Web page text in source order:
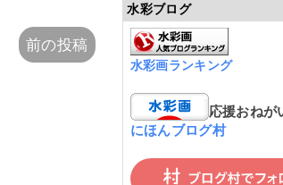
前の投稿
水彩ブログ
水彩画ランキング
応援おねが
にほんブログ村